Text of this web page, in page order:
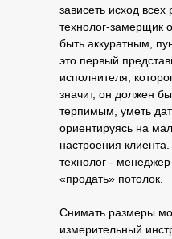
зависеть исход всех
технолог-замерщик
быть аккуратным,
это первый
исполнителя,
значит, он должен
терпимым, уметь
ориентируясь на
настроения
технолог -
«продать» потолок.
Снимать размеры
измерительный